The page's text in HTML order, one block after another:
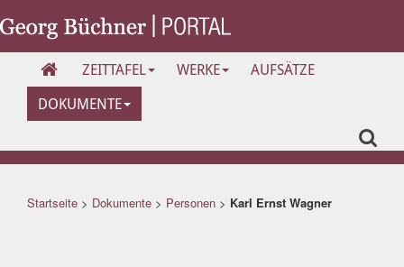
ZEITTAFEL WERKE
AUFSÄTZE
DOKUMENTE
Startseite > Dokumente > Personen > Karl Ernst Wagner